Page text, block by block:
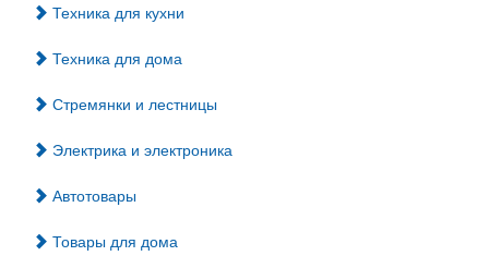
Техника для кухни
Техника для дома
Стремянки и лестницы
Электрика и электроника
Автотовары
Товары для дома